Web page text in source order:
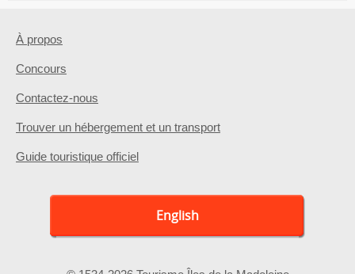
À propos
Concours
Contactez-nous
Trouver un hébergement et un transport
Guide touristique officiel
English